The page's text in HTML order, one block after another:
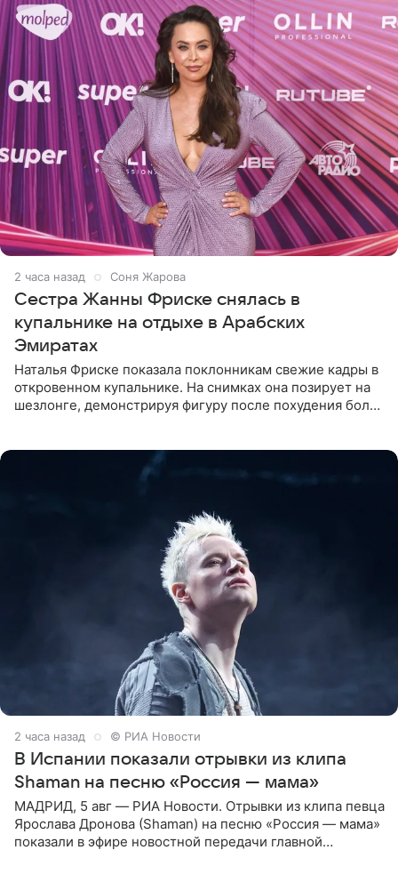
2 часа назад Соня Жарова
Сестра Жанны Фриске снялась в
купальнике на отдыхе в Арабских
Эмиратах
Наталья Фриске показала поклонникам свежие кадры в
откровенном купальнике. На снимках она позирует на
шезлонге, демонстрируя фигуру после похудения более
2 часа назад © РИА Новости
В Испании показали отрывки из клипа
Shaman на песню «Россия — мама»
МАДРИД, 5 авг — РИА Новости. Отрывки из клипа певца
Ярослава Дронова (Shaman) на песню «Россия — мама»
показали в эфире новостной передачи главной